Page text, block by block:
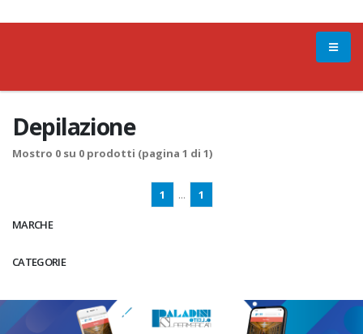
MARCHE
CATEGORIE
Depilazione
Mostro 0 su 0 prodotti (pagina 1 di 1)
1 ... 1